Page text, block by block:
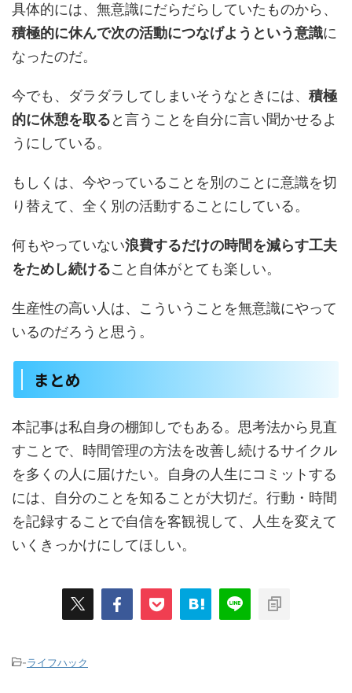
具体的には、無意識にだらだらしていたものから、
積極的に休んで次の活動につなげようという意識に
なったのだ。
今でも、ダラダラしてしまいそうなときには、 積極
的に休憩を取ると言うことを自分に言い聞かせるよ
うにしている。
もしくは、今やっていることを別のことに意識を切
り替えて、全く別の活動することにしている。
何もやっていない浪費するだけの時間を減らす工夫
をためし続けること自体がとても楽しい。
生産性の高い人は、こういうことを無意識にやって
いるのだろうと思う。
まとめ
本記事は私自身の棚卸しでもある。思考法から見直
すことで、時間管理の方法を改善し続けるサイクル
を多くの人に届けたい。自身の人生にコミットする
には、自分のことを知ることが大切だ。行動・時間
を記録することで自信を客観視して、人生を変えて
いくきっかけにしてほしい。
-ライフハック